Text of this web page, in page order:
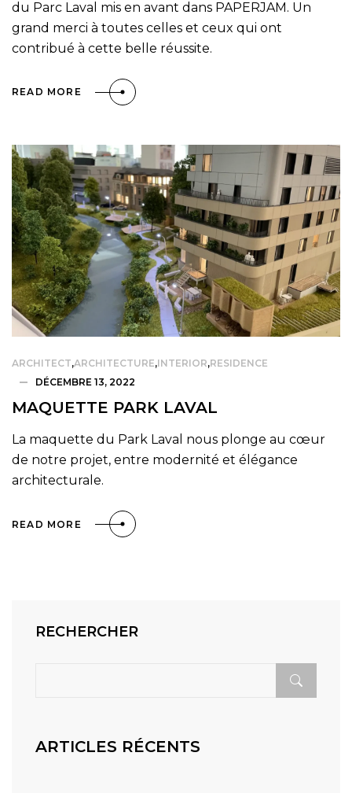
du Parc Laval mis en avant dans PAPERJAM. Un
grand merci à toutes celles et ceux qui ont
contribué à cette belle réussite.
READ MORE
ARCHITECT,ARCHITECTURE,INTERIOR,RESIDENCE
DÉCEMBRE 13, 2022
MAQUETTE PARK LAVAL
La maquette du Park Laval nous plonge au cœur
de notre projet, entre modernité et élégance
architecturale.
READ MORE
RECHERCHER
ARTICLES RÉCENTS